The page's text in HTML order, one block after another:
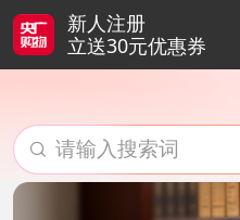
新人注册
立送30元优惠券
 请输入搜索词